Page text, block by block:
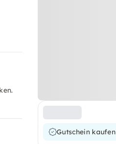
Gutschein kaufen